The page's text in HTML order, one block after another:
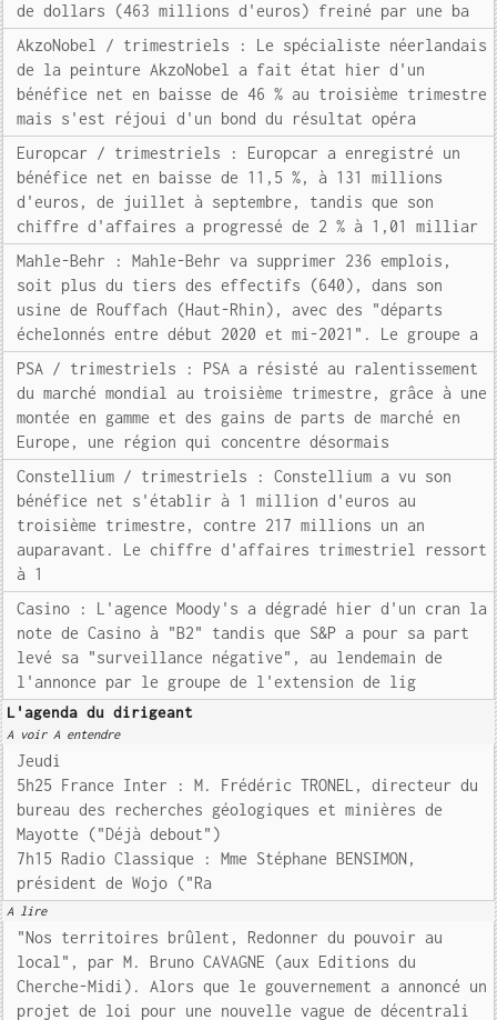
de dollars (463 millions d'euros) freiné par une ba
AkzoNobel / trimestriels : Le spécialiste néerlandais
de la peinture AkzoNobel a fait état hier d'un
bénéfice net en baisse de 46 % au troisième trimestre
mais s'est réjoui d'un bond du résultat opéra
Europcar / trimestriels : Europcar a enregistré un
bénéfice net en baisse de 11,5 %, à 131 millions
d'euros, de juillet à septembre, tandis que son
chiffre d'affaires a progressé de 2 % à 1,01 milliar
Mahle-Behr : Mahle-Behr va supprimer 236 emplois,
soit plus du tiers des effectifs (640), dans son
usine de Rouffach (Haut-Rhin), avec des "départs
échelonnés entre début 2020 et mi-2021". Le groupe a
PSA / trimestriels : PSA a résisté au ralentissement
du marché mondial au troisième trimestre, grâce à une
montée en gamme et des gains de parts de marché en
Europe, une région qui concentre désormais
Constellium / trimestriels : Constellium a vu son
bénéfice net s'établir à 1 million d'euros au
troisième trimestre, contre 217 millions un an
auparavant. Le chiffre d'affaires trimestriel ressort
à 1
Casino : L'agence Moody's a dégradé hier d'un cran la
note de Casino à "B2" tandis que S&P a pour sa part
levé sa "surveillance négative", au lendemain de
l'annonce par le groupe de l'extension de lig
L'agenda du dirigeant
A voir A entendre
Jeudi
5h25 France Inter : M. Frédéric TRONEL, directeur du
bureau des recherches géologiques et minières de
Mayotte ("Déjà debout")
7h15 Radio Classique : Mme Stéphane BENSIMON,
président de Wojo ("Ra
A lire
"Nos territoires brûlent, Redonner du pouvoir au
local", par M. Bruno CAVAGNE (aux Editions du
Cherche-Midi). Alors que le gouvernement a annoncé un
projet de loi pour une nouvelle vague de décentrali